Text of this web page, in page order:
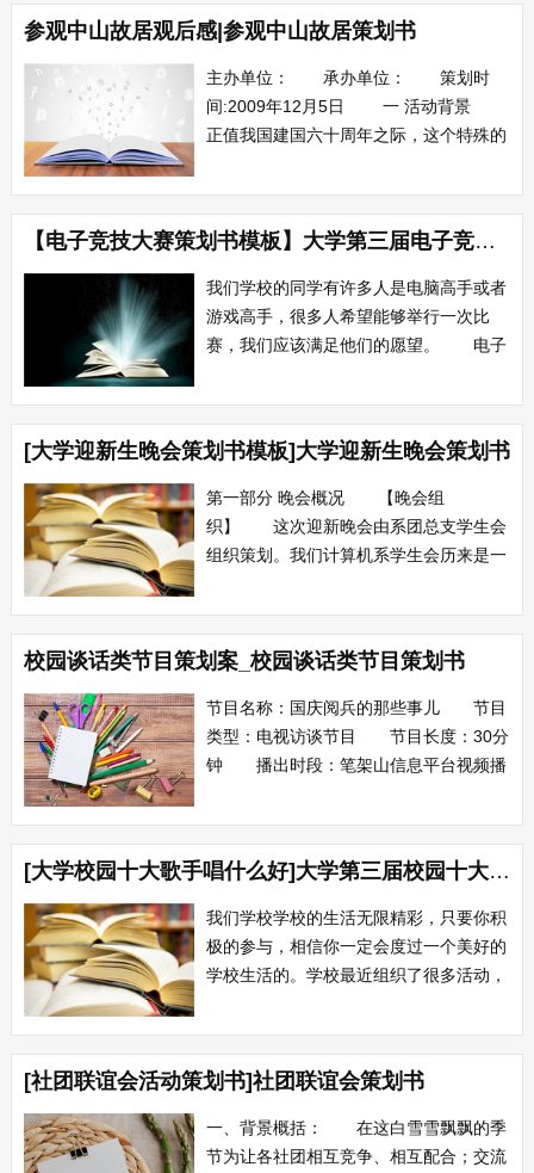
与国际接轨，共同的语言是交流的基础，
我们开始学习英语，并灵活运用于生活，
成为我们学习工作上的另一块敲门砖...
参观中山故居观后感|参观中山故居策划书
主办单位： 承办单位： 策划时
间:2009年12月5日 一 活动背景
正值我国建国六十周年之际，这个特殊的
重要。在此，我们党支部特组织策划此
次...
【电子竞技大赛策划书模板】大学第三届电子竞技大赛策划书
我们学校的同学有许多人是电脑高手或者
游戏高手，很多人希望能够举行一次比
赛，我们应该满足他们的愿望。 电子
电子竞技逐步走向正归化，其在高校中的
发展也逐步走向成熟。当电子竞技成为中
国正式体育项目，霎那间就在中国先起了
一起电竞热潮，让人们亲眼所见了健康前
卫的文化娱...
[大学迎新生晚会策划书模板]大学迎新生晚会策划书
第一部分 晚会概况 【晚会组
织】 这次迎新晚会由系团总支学生会
组织策划。我们计算机系学生会历来是一
突出，成功的组织了许多活动，特别是去
年举行的“璀璨之夜”大型迎新晚会，大合
唱比赛以及校园歌手大赛等等，都取得了
突出的成绩。我们将在这次迎新晚会的工
作中再一次充...
校园谈话类节目策划案_校园谈话类节目策划书
节目名称：国庆阅兵的那些事儿 节目
类型：电视访谈节目 节目长度：30分
钟 播出时段：笔架山信息平台视频播
人数创历史新高，反响热烈，随后关于大
阅兵的报道是铺天盖地，许多看过的人都
感触颇深，与阅兵相关的话题在网络上更
是引发了热烈的讨论。 节目元素：把
演播室...
[大学校园十大歌手唱什么好]大学第三届校园十大歌手比赛策划书
我们学校学校的生活无限精彩，只要你积
极的参与，相信你一定会度过一个美好的
学校生活的。学校最近组织了很多活动，
丰富我们的校园生活，让我们在学习的同
时尽量的运动。 为了丰富同学们的
课余文化生活，增进各系间的友谊和联
系，体现各系团队之间的竞争精神和集体
凝聚力。我...
[社团联谊会活动策划书]社团联谊会策划书
一、背景概括： 在这白雪雪飘飘的季
节为让各社团相互竞争、相互配合；交流